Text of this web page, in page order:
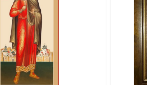
подарок:
стать главным подарком на: ●
● Новоселье — для освящения нового